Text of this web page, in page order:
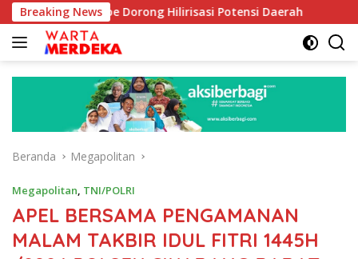
Langsung
ke
konten
Breaking News
Aboe Dorong Hilirisasi Potensi Daerah DPR Dorong
Beranda Megapolitan
Megapolitan, TNI/POLRI
APEL BERSAMA PENGAMANAN
MALAM TAKBIR IDUL FITRI 1445H